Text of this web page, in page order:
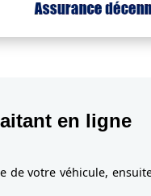
en ligne
de votre véhicule,